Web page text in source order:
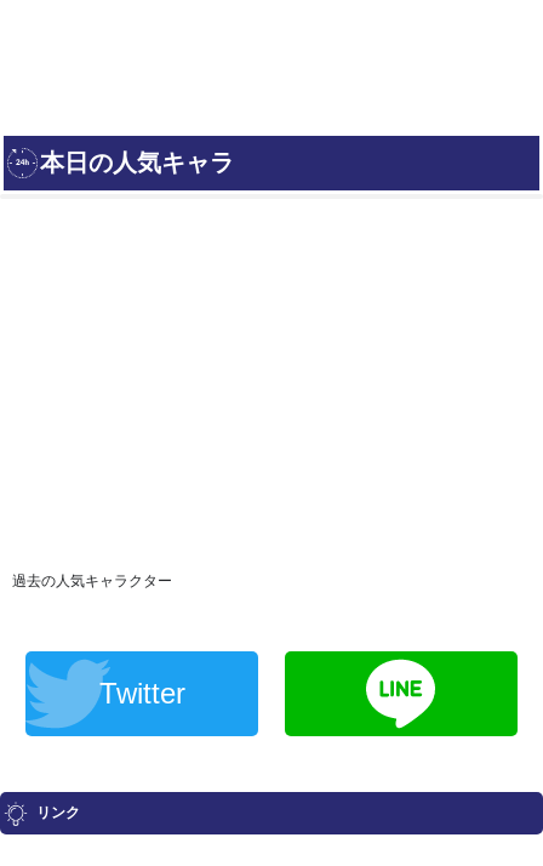
過去の人気キャラクター
Twitter
リンク